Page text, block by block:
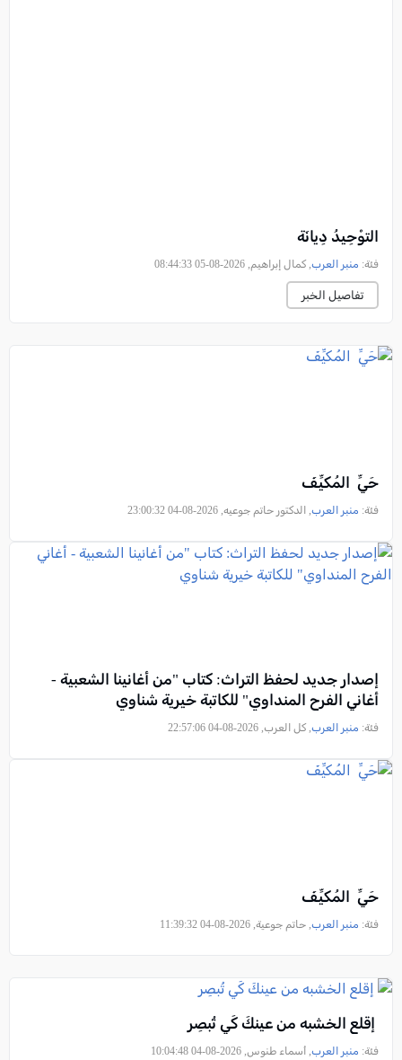
التوْحِيدُ دِيانَة
فئة: منبر العرب, كمال إبراهيم, 2026-08-05 08:44:33
تفاصيل الخبر
حَيِّ المُكيِّفَ
فئة: منبر العرب, الدكتور حاتم جوعيه, 2026-08-04 23:00:32
إصدار جديد لحفظ التراث: كتاب "من أغانينا الشعبية -
أغاني الفرح المنداوي" للكاتبة خيرية شناوي
فئة: منبر العرب, كل العرب, 2026-08-04 22:57:06
حَيِّ المُكيِّفَ
فئة: منبر العرب, حاتم جوعية, 2026-08-04 11:39:32
إقلع الخشبه من عينكَ كَي تُبصِر
فئة: منبر العرب, أسماء طنوس, 2026-08-04 10:04:48